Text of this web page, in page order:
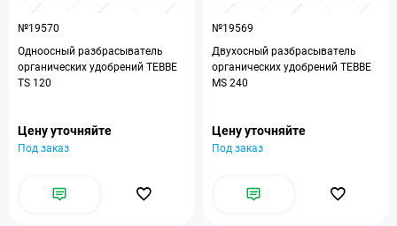
№19570
Одноосный разбрасыватель
органических удобрений TEBBE
TS 120
Цену уточняйте
Под заказ
№19569
Двухосный разбрасыватель
органических удобрений TEBBE
MS 240
Цену уточняйте
Под заказ